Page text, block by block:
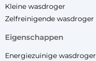
Kleine wasdroger
Zelfreinigende wasdroger
eigenschappen
Energiezuinige wasdroger